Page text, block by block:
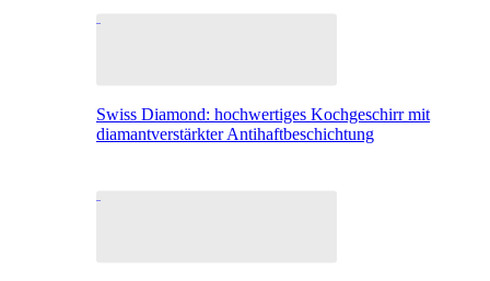
Swiss Diamond: hochwertiges Kochgeschirr mit
diamantverstärkter Antihaftbeschichtung